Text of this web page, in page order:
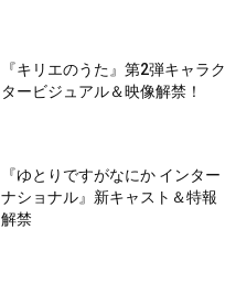
『キリエのうた』第2弾キャラク
タービジュアル＆映像解禁！
『ゆとりですがなにか インター
ナショナル』新キャスト＆特報
解禁